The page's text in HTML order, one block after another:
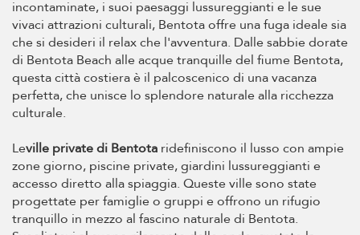
incontaminate, i suoi paesaggi lussureggianti e le sue
vivaci attrazioni culturali, Bentota offre una fuga ideale sia
che si desideri il relax che l'avventura. Dalle sabbie dorate
di Bentota Beach alle acque tranquille del fiume Bentota,
questa città costiera è il palcoscenico di una vacanza
perfetta, che unisce lo splendore naturale alla ricchezza
culturale.
Leville private di Bentota ridefiniscono il lusso con ampie
zone giorno, piscine private, giardini lussureggianti e
accesso diretto alla spiaggia. Queste ville sono state
progettate per famiglie o gruppi e offrono un rifugio
tranquillo in mezzo al fascino naturale di Bentota.